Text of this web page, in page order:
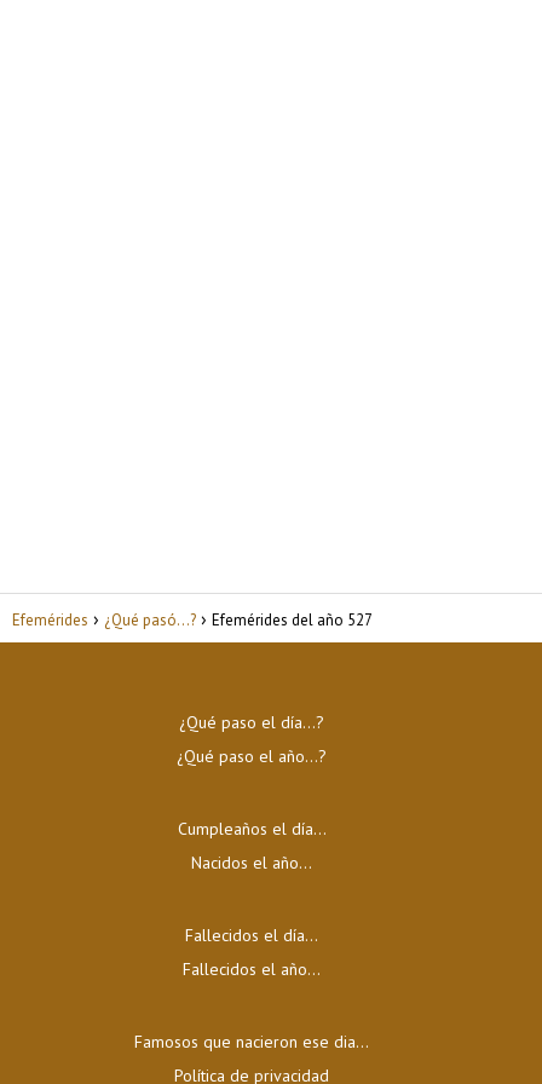
Efemérides ¿Qué pasó...? Efemérides del año 527
¿Qué paso el día…?
¿Qué paso el año…?
Cumpleaños el día…
Nacidos el año…
Fallecidos el día…
Fallecidos el año…
Famosos que nacieron ese dia...
Política de privacidad